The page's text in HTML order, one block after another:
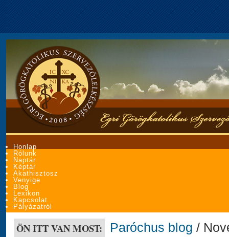
Honlap
Rólunk
Naptár
Képtár
Akathisztosz
Venyige
Blog
Lexikon
Kapcsolat
Pályázatról
ÖN ITT VAN MOST: Paróchus blog /